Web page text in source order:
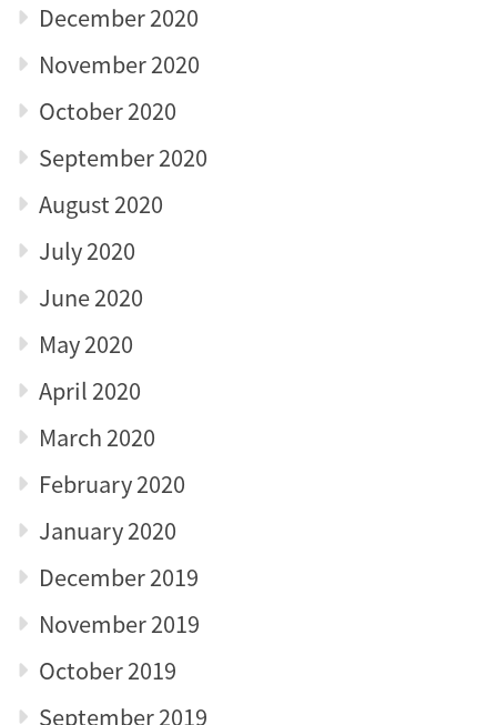
December 2020
November 2020
October 2020
September 2020
August 2020
July 2020
June 2020
May 2020
April 2020
March 2020
February 2020
January 2020
December 2019
November 2019
October 2019
September 2019